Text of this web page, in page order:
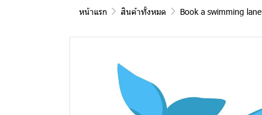
หน้าแรก สินค้าทั้งหมด Book a swimming lane